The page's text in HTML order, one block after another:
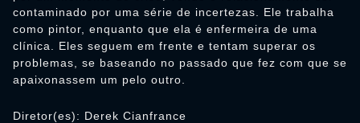
contaminado por uma série de incertezas. Ele trabalha
como pintor, enquanto que ela é enfermeira de uma
clínica. Eles seguem em frente e tentam superar os
problemas, se baseando no passado que fez com que se
apaixonassem um pelo outro.
Diretor(es): Derek Cianfrance